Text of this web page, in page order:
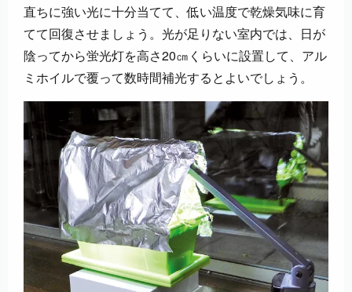
直ちに強い光に十分当てて、低い温度で乾燥気味に育
てて回復させましょう。光が足りない室内では、日が
陰ってから蛍光灯を高さ20㎝くらいに設置して、アル
ミホイルで覆って数時間補光するとよいでしょう。